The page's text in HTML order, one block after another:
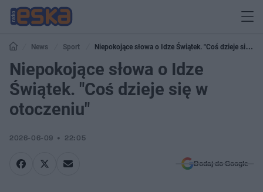
News Sport
Niepokojące słowa o Idze Świątek. "Coś dzieje się w
otoczeniu"
Niepokojące słowa o Idze
Świątek. "Coś dzieje się w
otoczeniu"
2026-06-09 22:05
Dodaj do Google